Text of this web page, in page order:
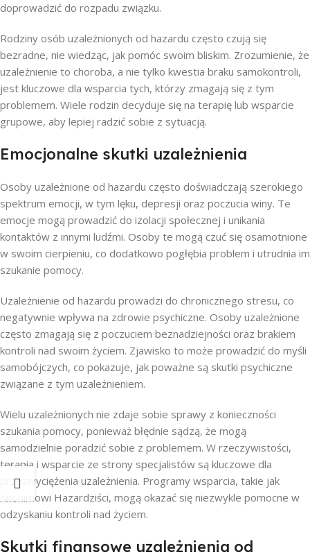
doprowadzić do rozpadu związku.
Rodziny osób uzależnionych od hazardu często czują się
bezradne, nie wiedząc, jak pomóc swoim bliskim. Zrozumienie, że
uzależnienie to choroba, a nie tylko kwestia braku samokontroli,
jest kluczowe dla wsparcia tych, którzy zmagają się z tym
problemem. Wiele rodzin decyduje się na terapię lub wsparcie
grupowe, aby lepiej radzić sobie z sytuacją.
Emocjonalne skutki uzależnienia
Osoby uzależnione od hazardu często doświadczają szerokiego
spektrum emocji, w tym lęku, depresji oraz poczucia winy. Te
emocje mogą prowadzić do izolacji społecznej i unikania
kontaktów z innymi ludźmi. Osoby te mogą czuć się osamotnione
w swoim cierpieniu, co dodatkowo pogłębia problem i utrudnia im
szukanie pomocy.
Uzależnienie od hazardu prowadzi do chronicznego stresu, co
negatywnie wpływa na zdrowie psychiczne. Osoby uzależnione
często zmagają się z poczuciem beznadziejności oraz brakiem
kontroli nad swoim życiem. Zjawisko to może prowadzić do myśli
samobójczych, co pokazuje, jak poważne są skutki psychiczne
związane z tym uzależnieniem.
Wielu uzależnionych nie zdaje sobie sprawy z konieczności
szukania pomocy, ponieważ błędnie sądzą, że mogą
samodzielnie poradzić sobie z problemem. W rzeczywistości,
terapia i wsparcie ze strony specjalistów są kluczowe dla
przezwyciężenia uzależnienia. Programy wsparcia, takie jak
Anonimowi Hazardziści, mogą okazać się niezwykle pomocne w
odzyskaniu kontroli nad życiem.
Skutki finansowe uzależnienia od